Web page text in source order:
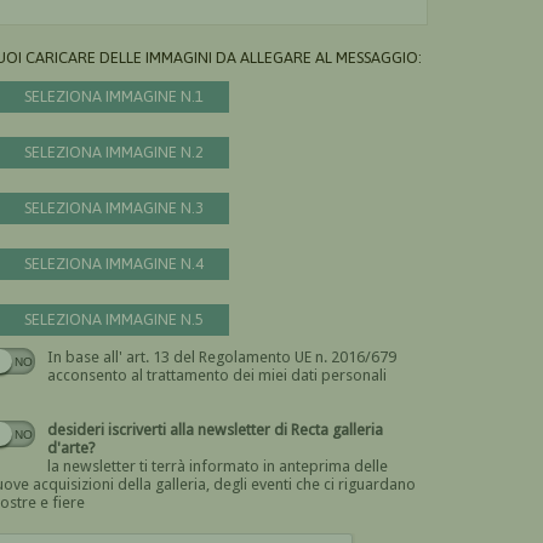
CARICARE DELLE IMMAGINI DA ALLEGARE AL MESSAGGIO:
SELEZIONA IMMAGINE N.1
SELEZIONA IMMAGINE N.2
SELEZIONA IMMAGINE N.3
SELEZIONA IMMAGINE N.4
SELEZIONA IMMAGINE N.5
In base all' art. 13 del Regolamento UE n. 2016/679
acconsento al trattamento dei miei dati personali
Devi dare il consenso
desideri iscriverti alla newsletter di Recta galleria
d'arte?
la newsletter ti terrà informato in anteprima delle
acquisizioni della galleria, degli eventi che ci riguardano
e fiere